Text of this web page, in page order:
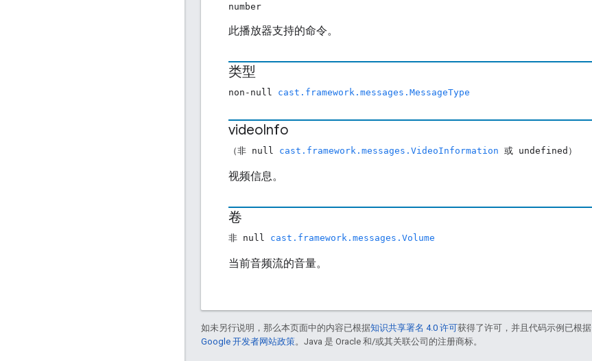
number
此播放器支持的命令。
类型
non-null cast.framework.messages.MessageType
videoInfo
（非 null cast.framework.messages.VideoInformation 或 undefined）
视频信息。
卷
非 null cast.framework.messages.Volume
当前音频流的音量。
如未另行说明，那么本页面中的内容已根据知识共享署名 4.0 许可获得了许可，并且代码示例已根据
Google 开发者网站政策。Java 是 Oracle 和/或其关联公司的注册商标。